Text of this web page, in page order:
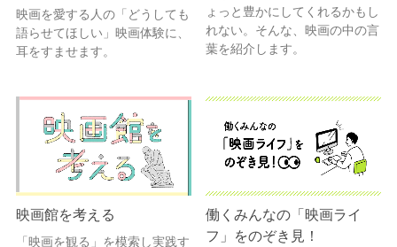
映画を愛する人の「どうしても
語らせてほしい」映画体験に、
耳をすませます。
ょっと豊かにしてくれるかもし
れない。そんな、映画の中の言
葉を紹介します。
映画館を考える
「映画を観る」を模索し実践す
働くみんなの「映画ライ
フ」をのぞき見！